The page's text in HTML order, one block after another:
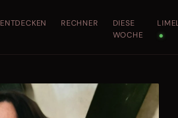
ENTDECKEN RECHNER
DIESE
WOCHE
●